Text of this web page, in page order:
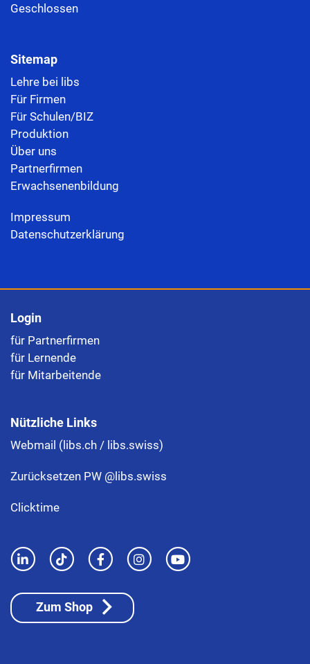
Geschlossen
Sitemap
Lehre bei libs
Für Firmen
Für Schulen/BIZ
Produktion
Über uns
Partnerfirmen
Erwachsenenbildung
Impressum
Datenschutzerklärung
Login
für Partnerfirmen
für Lernende
für Mitarbeitende
Nützliche Links
Webmail (libs.ch / libs.swiss)
Zurücksetzen PW @libs.swiss
Clicktime
Zum Shop